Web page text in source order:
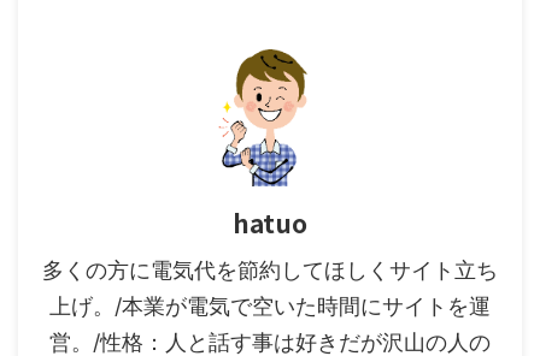
hatuo
多くの方に電気代を節約してほしくサイト立ち
上げ。/本業が電気で空いた時間にサイトを運
営。/性格：人と話す事は好きだが沢山の人の